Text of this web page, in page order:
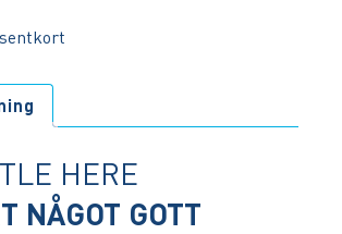
HERE
NÅGOT GOTT